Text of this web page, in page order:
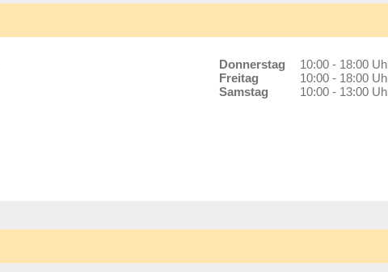
Donnerstag
10:00 - 18:00
Freitag
10:00 - 18:00
Samstag
10:00 - 13:00